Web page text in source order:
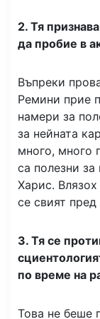
2. Тя
да пробие в
Въпреки
Ремини прие
намери за
за нейната
много, много
са полезни за
Харис.
се свият
3. Тя се
по време на
Това не беше